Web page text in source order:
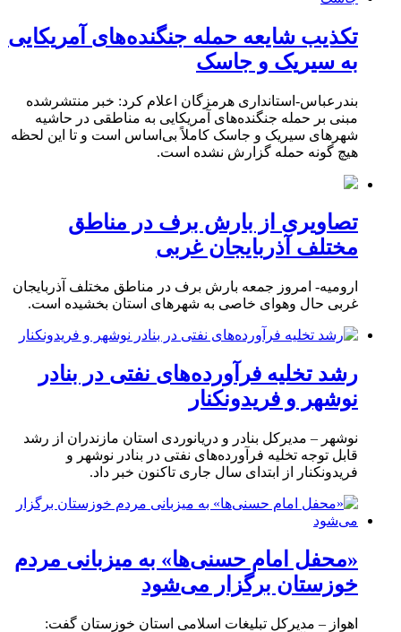
تکذیب شایعه حمله جنگنده‌های آمریکایی
به سیریک و جاسک
بندرعباس-استانداری هرمزگان اعلام کرد: خبر منتشرشده
مبنی بر حمله جنگنده‌های آمریکایی به مناطقی در حاشیه
شهرهای سیریک و جاسک کاملاً بی‌اساس است و تا این لحظه
هیچ گونه حمله گزارش نشده است.
تصاویری از بارش برف در مناطق
مختلف آذربایجان غربی
ارومیه- امروز جمعه بارش برف در مناطق مختلف آذربایجان
غربی حال وهوای خاصی به شهرهای استان بخشیده است.
رشد تخلیه فرآورده‌های نفتی در بنادر
نوشهر و فریدونکنار
نوشهر – مدیرکل بنادر و دریانوردی استان مازندران از رشد
قابل توجه تخلیه فرآورده‌های نفتی در بنادر نوشهر و
فریدونکنار از ابتدای سال جاری تاکنون خبر داد.
«محفل امام حسنی‌ها» به میزبانی مردم
خوزستان برگزار می‌شود
اهواز – مدیرکل تبلیغات اسلامی استان خوزستان گفت: